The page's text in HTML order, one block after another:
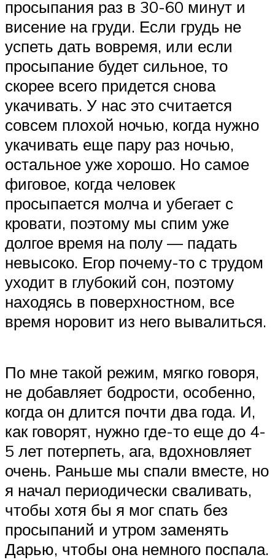
просыпания раз в 30-60 минут и
висение на груди. Если грудь не
успеть дать вовремя, или если
просыпание будет сильное, то
скорее всего придется снова
укачивать. У нас это считается
совсем плохой ночью, когда нужно
укачивать еще пару раз ночью,
остальное уже хорошо. Но самое
фиговое, когда человек
просыпается молча и убегает с
кровати, поэтому мы спим уже
долгое время на полу — падать
невысоко. Егор почему-то с трудом
уходит в глубокий сон, поэтому
находясь в поверхностном, все
время норовит из него вывалиться.
По мне такой режим, мягко говоря,
не добавляет бодрости, особенно,
когда он длится почти два года. И,
как говорят, нужно где-то еще до 4-
5 лет потерпеть, ага, вдохновляет
очень. Раньше мы спали вместе, но
я начал периодически сваливать,
чтобы хотя бы я мог спать без
просыпаний и утром заменять
Дарью, чтобы она немного поспала.